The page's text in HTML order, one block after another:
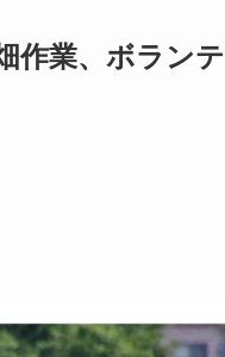
作業、ボラン